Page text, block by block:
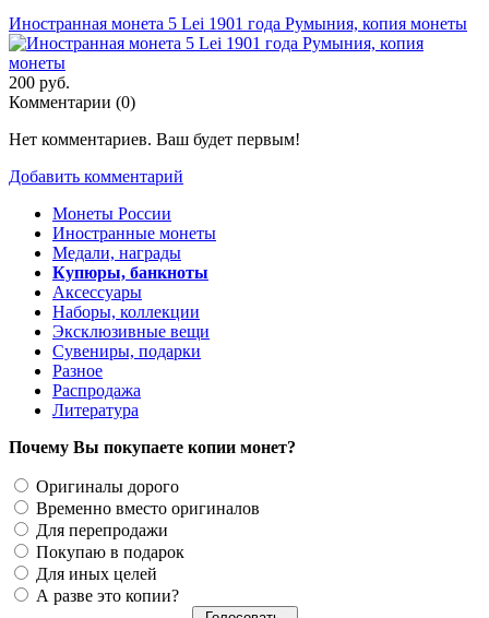
Иностранная монета 5 Lei 1901 года Румыния, копия монеты
200 руб.
Комментарии (0)
Нет комментариев. Ваш будет первым!
Добавить комментарий
Монеты России
Иностранные монеты
Медали, награды
Купюры, банкноты
Аксессуары
Наборы, коллекции
Эксклюзивные вещи
Сувениры, подарки
Разное
Распродажа
Литература
Почему Вы покупаете копии монет?
Оригиналы дорого
Временно вместо оригиналов
Для перепродажи
Покупаю в подарок
Для иных целей
А разве это копии?